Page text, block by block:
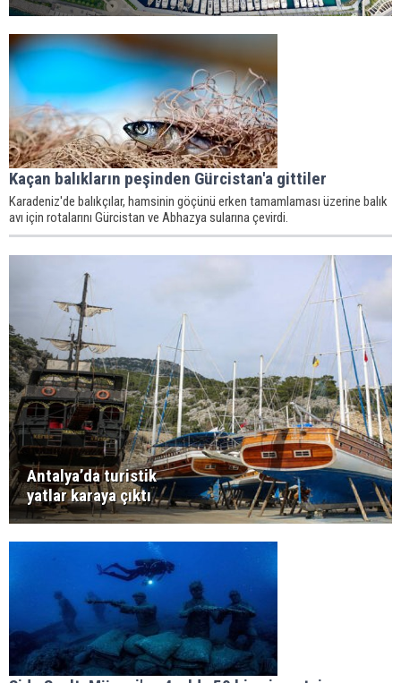
Kaçan balıkların peşinden Gürcistan'a gittiler
Karadeniz'de balıkçılar, hamsinin göçünü erken tamamlaması üzerine balık
avı için rotalarını Gürcistan ve Abhazya sularına çevirdi.
Antalya’da turistik
yatlar karaya çıktı